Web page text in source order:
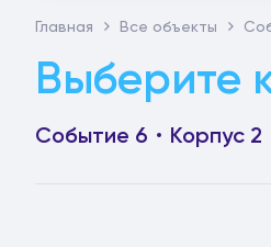
Главная Все объекты
Выберите
Событие 6 Корпус 2